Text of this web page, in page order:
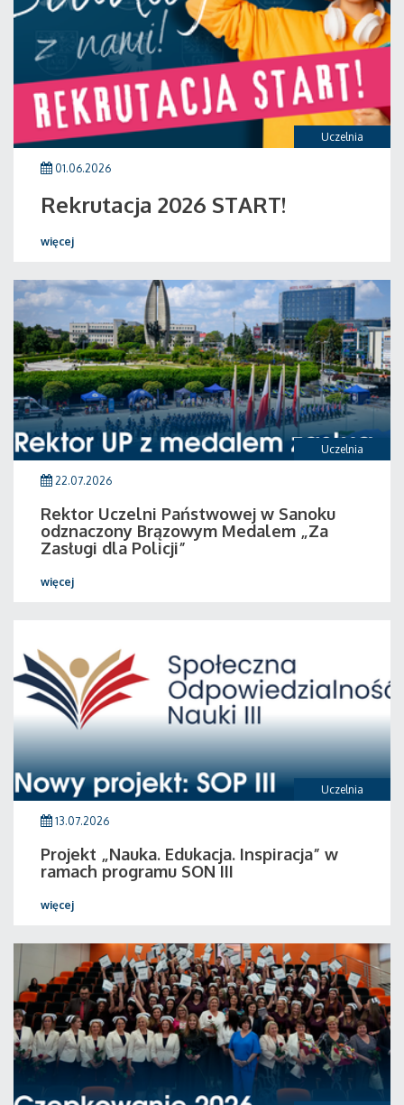
Uczelnia
01.06.2026
Rekrutacja 2026 START!
więcej
Uczelnia
22.07.2026
Rektor Uczelni Państwowej w Sanoku
odznaczony Brązowym Medalem „Za
Zasługi dla Policji”
więcej
Uczelnia
13.07.2026
Projekt „Nauka. Edukacja. Inspiracja” w
ramach programu SON III
więcej